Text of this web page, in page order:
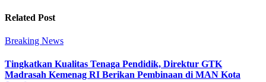
Related Post
Breaking News
Tingkatkan Kualitas Tenaga Pendidik, Direktur GTK
Madrasah Kemenag RI Berikan Pembinaan di MAN Kota